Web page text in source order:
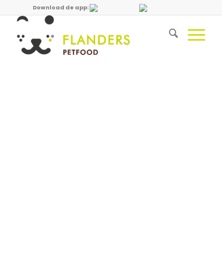
Download de app: